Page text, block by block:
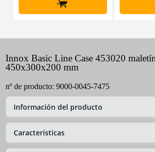
+
Innox Basic Line Case 453020
450x300x200 mm
nº de producto: 9000-0045-7475
Información del producto
Características